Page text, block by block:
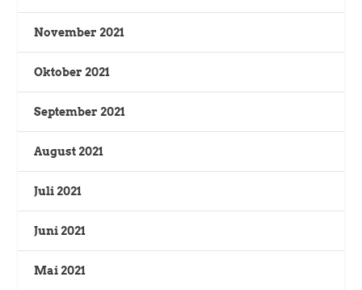
November 2021
Oktober 2021
September 2021
August 2021
Juli 2021
Juni 2021
Mai 2021